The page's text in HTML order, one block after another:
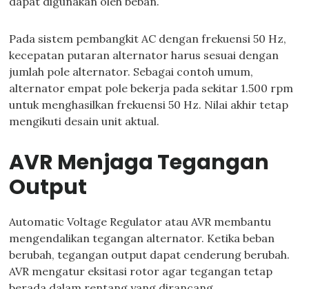
Pada sistem pembangkit AC dengan frekuensi 50 Hz,
kecepatan putaran alternator harus sesuai dengan
jumlah pole alternator. Sebagai contoh umum,
alternator empat pole bekerja pada sekitar 1.500 rpm
untuk menghasilkan frekuensi 50 Hz. Nilai akhir tetap
mengikuti desain unit aktual.
AVR Menjaga Tegangan
Output
Automatic Voltage Regulator atau AVR membantu
mengendalikan tegangan alternator. Ketika beban
berubah, tegangan output dapat cenderung berubah.
AVR mengatur eksitasi rotor agar tegangan tetap